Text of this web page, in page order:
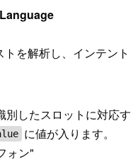
を解析し、インテント
別したスロットに対応す
に値が入ります。
ォン"